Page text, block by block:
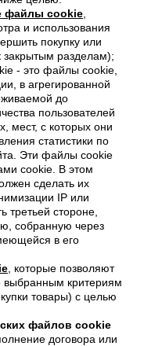
файлы cookie
и использования
покупку или
закрытым разделам);
- это файлы cookie,
в агрегированной
до
пользователей
мест, с которых они
статистики по
Эти файлы cookie
cookie. В этом
сделать их
IP или
третьей стороне,
собранную через
в его
, которые позволяют
выбранным критериям
товары) с целью
файлов cookie
договора или